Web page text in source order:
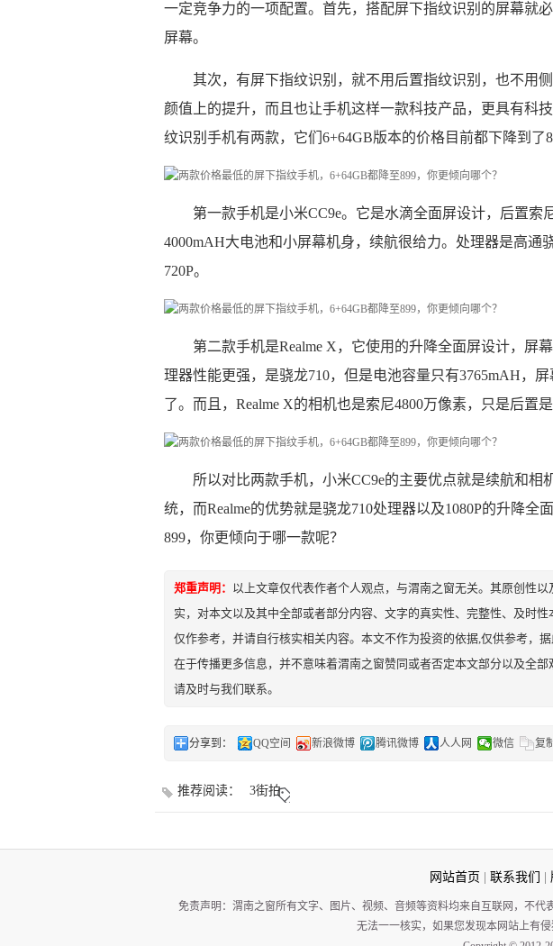
一定竞争力的一项配置。首先，搭配屏下指纹识别的屏幕就
屏幕。
其次，有屏下指纹识别，就不用后置指纹识别，也不用
颜值上的提升，而且也让手机这样一款科技产品，更具有科
纹识别手机有两款，它们6+64GB版本的价格目前都下降到了
第一款手机是小米CC9e。它是水滴全面屏设计，后置索
4000mAH大电池和小屏幕机身，续航很给力。处理器是高通
720P。
第二款手机是Realme X，它使用的升降全面屏设计，屏
理器性能更强，是骁龙710，但是电池容量只有3765mAH，
了。而且，Realme X的相机也是索尼4800万像素，只是后置
所以对比两款手机，小米CC9e的主要优点就是续航和相
统，而Realme的优势就是骁龙710处理器以及1080P的升降全
899，你更倾向于哪一款呢？
郑重声明： 以上文章仅代表作者个人观点，与渭南之窗无关。其原创性
实，对本文以及其中全部或者部分内容、文字的真实性、完整性、及时
仅作参考，并请自行核实相关内容。本文不作为投资的依据,仅供参考，
在于传播更多信息，并不意味着渭南之窗赞同或者否定本文部分以及全部
请及时与我们联系。
分享到： QQ空间 新浪微博 腾讯微博 人人网 微信 复
推荐阅读： 3街拍
网站首页 联系我们
免责声明：渭南之窗所有文字、图片、视频、音频等资料均来自互联网，不
无法一一核实，如果您发现本网站上有